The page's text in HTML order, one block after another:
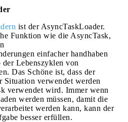
ist der AsyncTaskLoader.
Funktion wie die AsyncTask,
einfacher handhaben
Lebenszyklen von
Das Schöne ist, dass der
Situation verwendet werden
verwendet wird. Immer wenn
werden müssen, damit die
werden kann, kann der
besser erfüllen.